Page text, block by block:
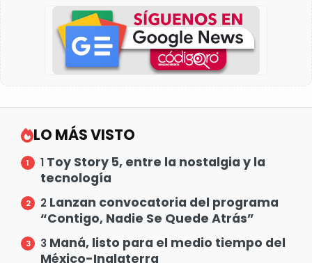
LO MÁS VISTO
1 Toy Story 5, entre la nostalgia y la
tecnología
2 Lanzan convocatoria del programa
“Contigo, Nadie Se Quede Atrás”
3 Maná, listo para el medio tiempo del
México-Inglaterra